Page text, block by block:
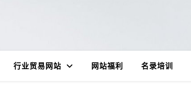
行业贸易网站 网站福利 名录培训